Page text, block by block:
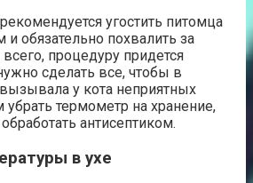
угостить питомца
обязательно похвалить за
процедуру придется
сделать все, чтобы в
у кота неприятных
термометр на хранение,
антисептиком.
в ухе